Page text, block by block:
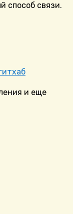
способ связи.
и еще